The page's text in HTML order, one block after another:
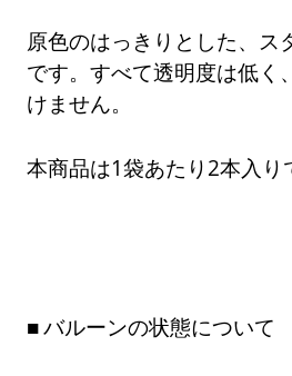
原色のはっきりとした、ス
です。すべて透明度は低く
けません。
本商品は1袋あたり2本入り
バルーンの状態について